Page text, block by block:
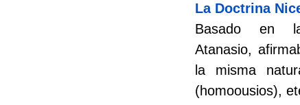
La Doctrina
Basado en
Atanasio,
la misma
(homoousios),